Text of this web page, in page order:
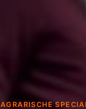
AGRARISCHE